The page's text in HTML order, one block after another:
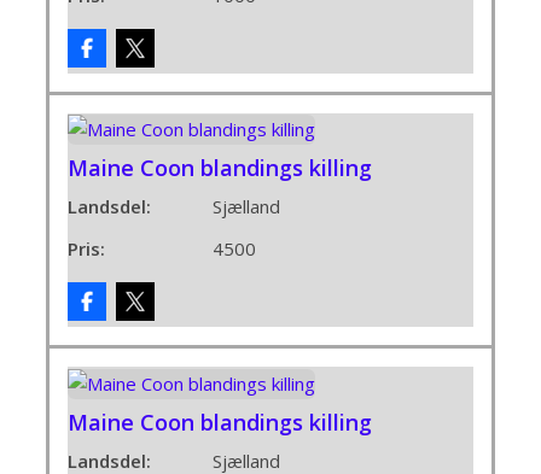
Maine Coon blandings killing
Landsdel:
Sjælland
Pris:
4500
Maine Coon blandings killing
Landsdel:
Sjælland